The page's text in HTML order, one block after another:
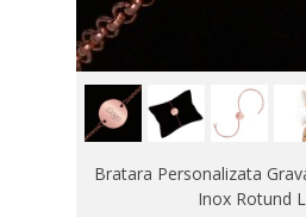
Bratara Personalizata
Inox Rotund